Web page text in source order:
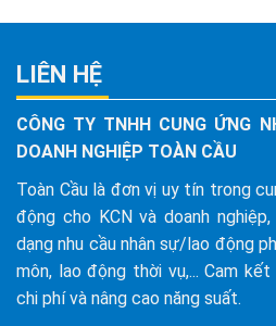
LIÊN HỆ
CÔNG TY TNHH CUNG ỨNG
DOANH NGHIỆP TOÀN CẦU
Toàn Cầu là đơn vị uy tín trong
động cho KCN và doanh
dạng nhu cầu nhân sự/lao động
môn, lao động thời vụ,... Cam
chi phí và nâng cao năng suất.